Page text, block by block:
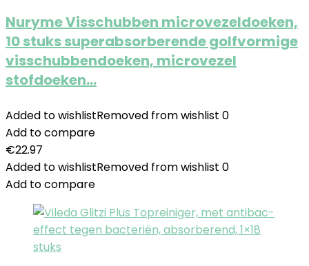
Nuryme Visschubben microvezeldoeken,
10 stuks superabsorberende golfvormige
visschubbendoeken, microvezel
stofdoeken…
Added to wishlistRemoved from wishlist 0
Add to compare
€22.97
Added to wishlistRemoved from wishlist 0
Add to compare